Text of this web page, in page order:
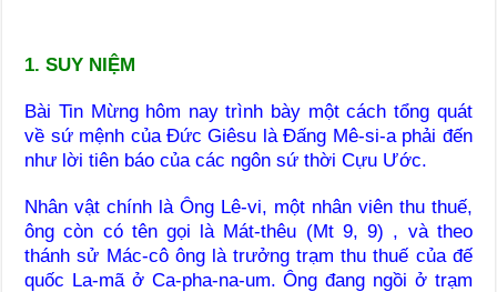
1. SUY NIỆM
Bài Tin Mừng hôm nay trình bày một cách tổng quát
về sứ mệnh của Đức Giêsu là Đấng Mê-si-a phải đến
như lời tiên báo của các ngôn sứ thời Cựu Ước.
Nhân vật chính là Ông Lê-vi, một nhân viên thu thuế,
ông còn có tên gọi là Mát-thêu (Mt 9, 9) , và theo
thánh sử Mác-cô ông là trưởng trạm thu thuế của đế
quốc La-mã ở Ca-pha-na-um. Ông đang ngồi ở trạm